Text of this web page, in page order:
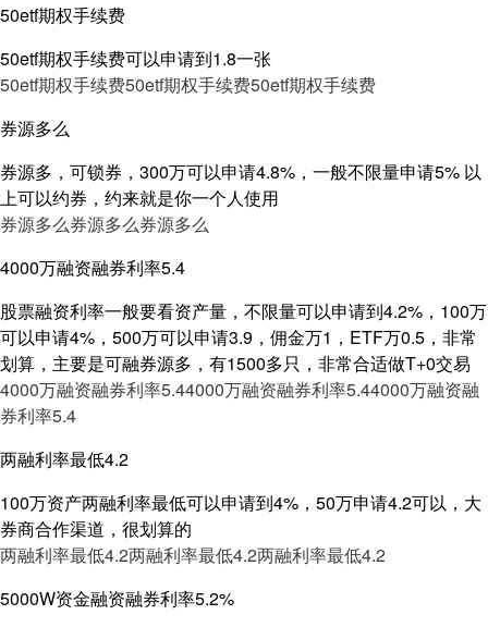
50etf期权手续费
50etf期权手续费可以申请到1.8一张
50etf期权手续费50etf期权手续费50etf期权手续费
券源多么
券源多，可锁券，300万可以申请4.8%，一般不限量申请5% 以
上可以约券，约来就是你一个人使用
券源多么券源多么券源多么
4000万融资融券利率5.4
股票融资利率一般要看资产量，不限量可以申请到4.2%，100万
可以申请4%，500万可以申请3.9，佣金万1，ETF万0.5，非常
划算，主要是可融券源多，有1500多只，非常合适做T+0交易
4000万融资融券利率5.44000万融资融券利率5.44000万融资融
券利率5.4
两融利率最低4.2
100万资产两融利率最低可以申请到4%，50万申请4.2可以，大
券商合作渠道，很划算的
两融利率最低4.2两融利率最低4.2两融利率最低4.2
5000W资金融资融券利率5.2%